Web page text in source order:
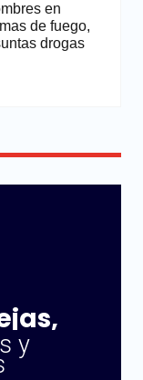
en
de fuego,
drogas
y